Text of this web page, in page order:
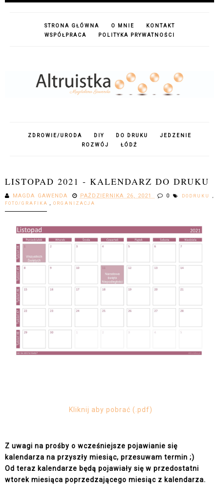
STRONA GŁÓWNA O MNIE
KONTAKT
WSPÓŁPRACA
POLITYKA PRYWATNOŚCI
ZDROWIE/URODA DIY DO DRUKU
JEDZENIE
ROZWÓJ
ŁÓDŹ
LISTOPAD 2021 - KALENDARZ DO DRUKU
MAGDA GAWENDA PAŹDZIERNIKA 26, 2021 0 DODRUKU
FOTO/GRAFIKA
ORGANIZACJA
Kliknij aby pobrać (.pdf)
Z uwagi na prośby o wcześniejsze pojawianie się
kalendarza na przyszły miesiąc, przesuwam termin ;)
Od teraz kalendarze będą pojawiały się w przedostatni
wtorek miesiąca poprzedzającego miesiąc z kalendarza.